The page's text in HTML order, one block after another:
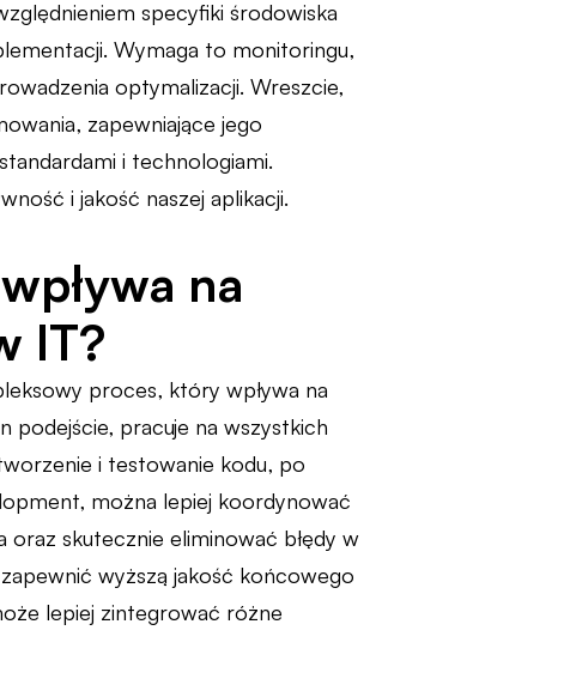
specyfiki środowiska
Wymaga to monitoringu,
optymalizacji. Wreszcie,
zapewniające jego
i technologiami.
i jakość naszej aplikacji.
na
IT?
proces, który wpływa na
pracuje na wszystkich
i testowanie kodu, po
można lepiej koordynować
skutecznie eliminować błędy w
wyższą jakość końcowego
lepiej zintegrować różne